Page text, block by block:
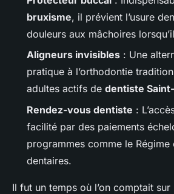
bruxisme, il prévient l’usure
douleurs aux mâchoires
Aligneurs invisibles : Une
pratique à l’orthodontie
adultes actifs de dentiste
Rendez-vous dentiste :
facilité par des paiements
programmes comme le Régime
dentaires.
Il fut un temps où l’on comptait